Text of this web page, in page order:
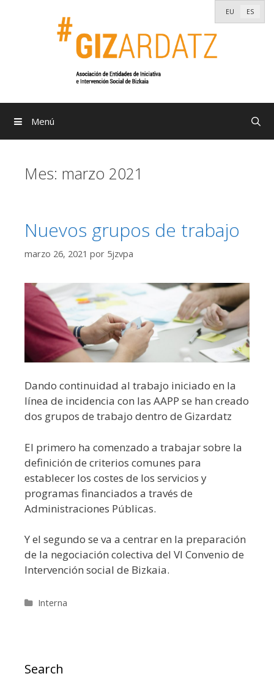
EU ES
Menú
Mes: marzo 2021
Nuevos grupos de trabajo
marzo 26, 2021 por 5jzvpa
Dando continuidad al trabajo iniciado en la
línea de incidencia con las AAPP se han creado
dos grupos de trabajo dentro de Gizardatz
El primero ha comenzado a trabajar sobre la
definición de criterios comunes para
establecer los costes de los servicios y
programas financiados a través de
Administraciones Públicas.
Y el segundo se va a centrar en la preparación
de la negociación colectiva del VI Convenio de
Intervención social de Bizkaia.
Categorías
Interna
Search